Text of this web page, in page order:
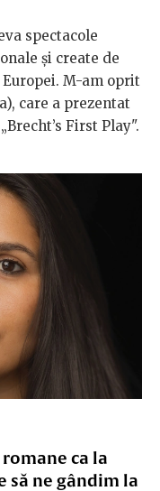
spectacole
și create de
M-am oprit
care a prezentat
First Play".
romane ca la
să ne gândim la